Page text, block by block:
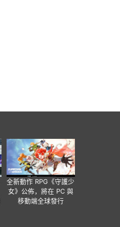
全新動作 RPG《守護少
女》公佈，將在 PC 與
移動端全球發行